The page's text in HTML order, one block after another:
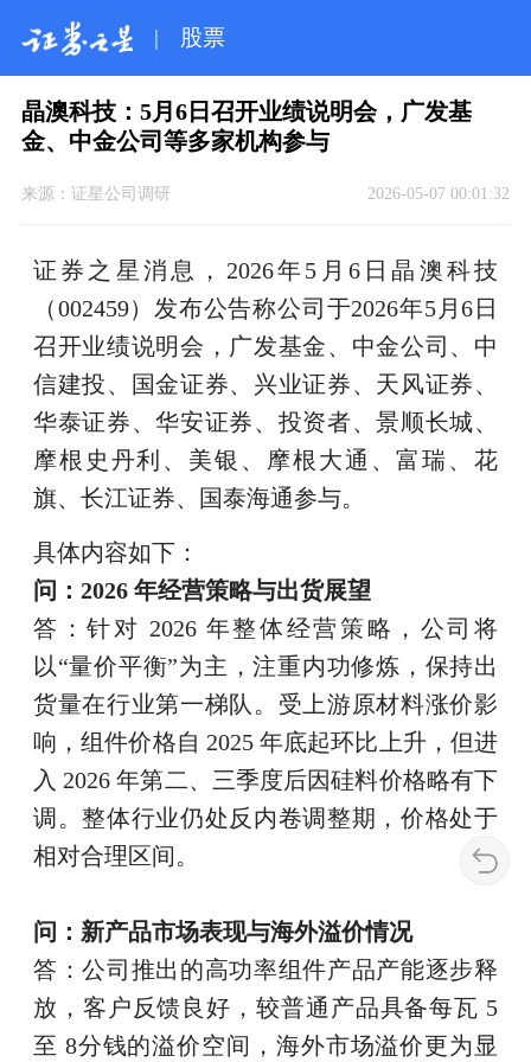
| 股票
晶澳科技：5月6日召开业绩说明会，广发基
金、中金公司等多家机构参与
来源： 证星公司调研 2026-05-07 00:01:32
证券之星消息，2026年5月6日晶澳科技
（002459）发布公告称公司于2026年5月6日
召开业绩说明会，广发基金、中金公司、中
信建投、国金证券、兴业证券、天风证券、
华泰证券、华安证券、投资者、景顺长城、
摩根史丹利、美银、摩根大通、富瑞、花
旗、长江证券、国泰海通参与。
具体内容如下：
问：2026 年经营策略与出货展望
答：针对 2026 年整体经营策略，公司将
以“量价平衡”为主，注重内功修炼，保持出
货量在行业第一梯队。受上游原材料涨价影
响，组件价格自 2025 年底起环比上升，但进
入 2026 年第二、三季度后因硅料价格略有下
调。整体行业仍处反内卷调整期，价格处于
相对合理区间。
问：新产品市场表现与海外溢价情况
答：公司推出的高功率组件产品产能逐步释
放，客户反馈良好，较普通产品具备每瓦 5
至 8分钱的溢价空间，海外市场溢价更为显